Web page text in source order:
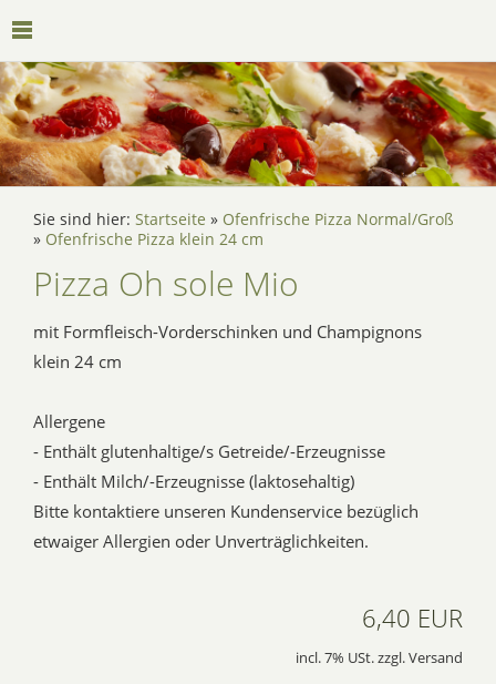
Sie sind hier: Startseite » Ofenfrische Pizza Normal/Groß
» Ofenfrische Pizza klein 24 cm
Pizza Oh sole Mio
mit Formfleisch-Vorderschinken und Champignons
klein 24 cm
Allergene
- Enthält glutenhaltige/s Getreide/-Erzeugnisse
- Enthält Milch/-Erzeugnisse (laktosehaltig)
Bitte kontaktiere unseren Kundenservice bezüglich
etwaiger Allergien oder Unverträglichkeiten.
6,40 EUR
incl. 7% USt. zzgl. Versand